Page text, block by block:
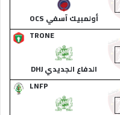
أولمبيك آسفي OCS
TRONE
الدفاع الجديدي DHJ
LNFP